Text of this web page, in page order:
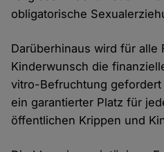
obligatorische
Darüberhinaus wird für alle
Kinderwunsch die
vitro-Befruchtung
ein garantierter Platz für
öffentlichen Krippen und